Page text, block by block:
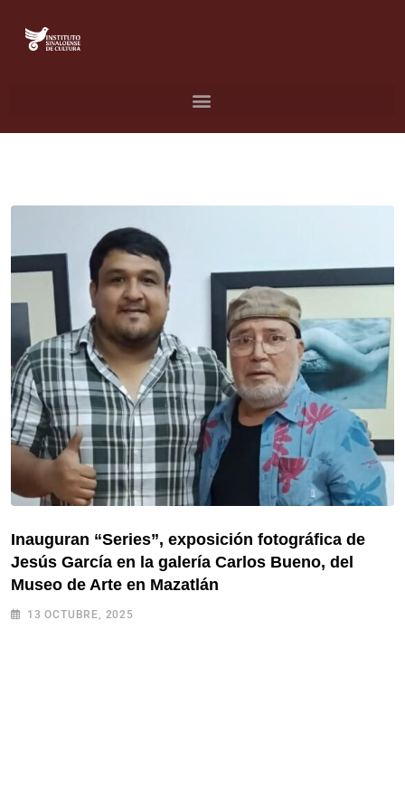
Inauguran “Series”, exposición fotográfica de
Jesús García en la galería Carlos Bueno, del
Museo de Arte en Mazatlán
13 OCTUBRE, 2025